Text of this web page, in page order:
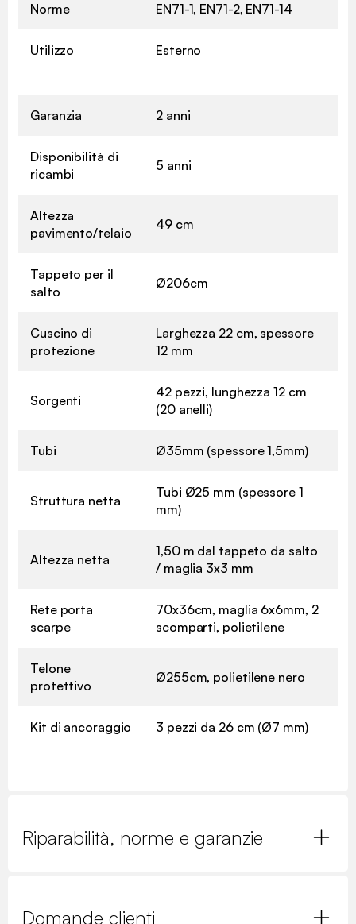
Norme EN71-1, EN71-2, EN71-14
Utilizzo Esterno
Garanzia 2 anni
Disponibilità di
ricambi
5 anni
Altezza
pavimento/telaio
49 cm
Tappeto per il
salto
Ø206cm
Cuscino di
protezione
Larghezza 22 cm, spessore
12 mm
Sorgenti
42 pezzi, lunghezza 12 cm
(20 anelli)
Tubi Ø35mm (spessore 1,5mm)
Struttura netta
Tubi Ø25 mm (spessore 1
mm)
Altezza netta
1,50 m dal tappeto da salto
/ maglia 3x3 mm
Rete porta
scarpe
70x36cm, maglia 6x6mm, 2
scomparti, polietilene
Telone
protettivo
Ø255cm, polietilene nero
Kit di ancoraggio 3 pezzi da 26 cm (Ø7 mm)
Riparabilità, norme e garanzie
Domande clienti